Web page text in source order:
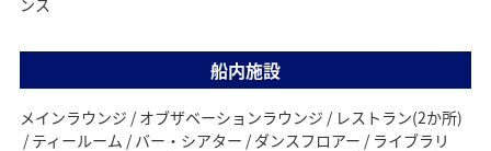
ンス
船内施設
メインラウンジ / オブザベーションラウンジ / レストラン(2か所)
/ ティールーム / バー・シアター / ダンスフロアー / ライブラリ